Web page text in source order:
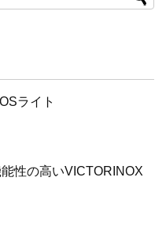
ライト
性の高いVICTORINOX